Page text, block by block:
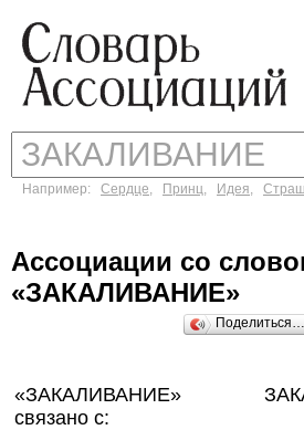
Например: Сердце, Принц, Идея,
Ассоциации со
«ЗАКАЛИВАНИЕ»
Поделиться…
«ЗАКАЛИВАНИЕ»
связано с: